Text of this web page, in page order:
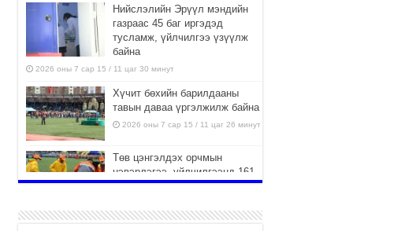
Нийслэлийн Эрүүл мэндийн
газраас 45 баг иргэдэд
тусламж, үйлчилгээ үзүүлж
байна
2026 оны 7 сар 15 / 11 цаг 30 минут
Хүчит бөхийн барилдааны
тавын даваа үргэлжилж байна
2026 оны 7 сар 15 / 11 цаг 26 минут
Төв цэнгэлдэх орчмын
цэвэрлэгээ, үйлчилгээнд 161
ажилтан, 27 техниктэй
2026 оны 7 сар 15 / 11 цаг 22 минут